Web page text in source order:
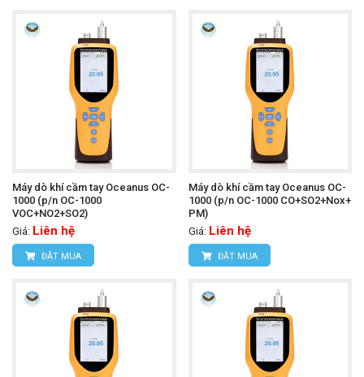
Máy dò khí cầm tay Oceanus OC-
1000 (p/n OC-1000
VOC+NO2+SO2)
Giá: Liên hệ
ĐẶT MUA
Máy dò khí cầm tay Oceanus OC-
1000 (p/n OC-1000 CO+SO2+Nox+
PM)
Giá: Liên hệ
ĐẶT MUA